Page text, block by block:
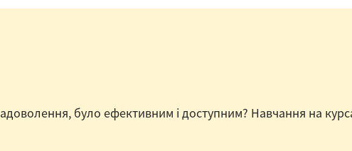
було ефективним і доступним? Навчання на